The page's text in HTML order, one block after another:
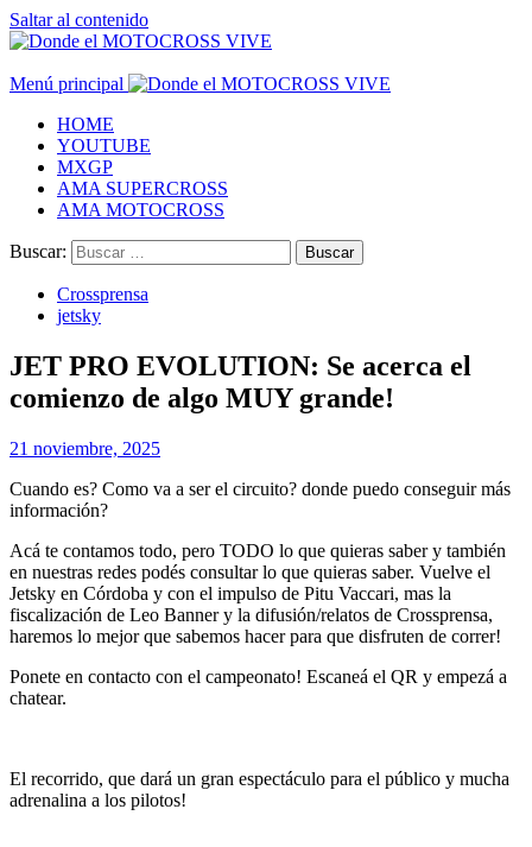
Saltar al contenido
Menú principal
HOME
YOUTUBE
MXGP
AMA SUPERCROSS
AMA MOTOCROSS
Buscar:
Crossprensa
jetsky
JET PRO EVOLUTION: Se acerca el
comienzo de algo MUY grande!
21 noviembre, 2025
Cuando es? Como va a ser el circuito? donde puedo conseguir más
información?
Acá te contamos todo, pero TODO lo que quieras saber y también
en nuestras redes podés consultar lo que quieras saber. Vuelve el
Jetsky en Córdoba y con el impulso de Pitu Vaccari, mas la
fiscalización de Leo Banner y la difusión/relatos de Crossprensa,
haremos lo mejor que sabemos hacer para que disfruten de correr!
Ponete en contacto con el campeonato! Escaneá el QR y empezá a
chatear.
El recorrido, que dará un gran espectáculo para el público y mucha
adrenalina a los pilotos!